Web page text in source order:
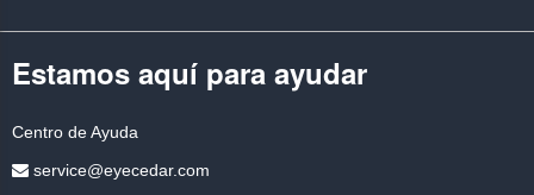
Estamos aquí para ayudar
Centro de Ayuda
service@eyecedar.com